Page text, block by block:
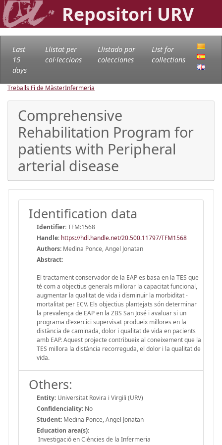
Repositori URV
Last
15
days
Llistat per
col·leccions
Llistado por
colecciones
List for
collections
Treballs Fi de MàsterInfermeria
Comprehensive
Rehabilitation Program for
patients with Peripheral
arterial disease
Identification data
Identifier:TFM:1568
Handle: https://hdl.handle.net/20.500.11797/TFM1568
Authors: Medina Ponce, Angel Jonatan
Abstract:
El tractament conservador de la EAP es basa en la TES que
té com a objectius generals millorar la capacitat funcional,
augmentar la qualitat de vida i disminuir la morbiditat -
mortalitat per ECV. Els objectius plantejats són determinar
la prevalença de EAP en la ZBS San José i avaluar si un
programa d'exercici supervisat produeix millores en la
distància de caminada, dolor i qualitat de vida en pacients
amb EAP. Aquest projecte contribueix al coneixement que la
TES millora la distància recorreguda, el dolor i la qualitat de
vida.
Others:
Entity: Universitat Rovira i Virgili (URV)
Confidenciality: No
Student: Medina Ponce, Angel Jonatan
Education area(s):
Investigació en Ciències de la Infermeria